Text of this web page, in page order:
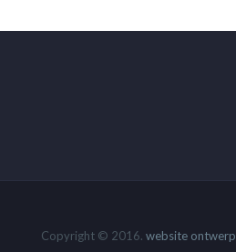
Copyright © 2016. website ontwerp